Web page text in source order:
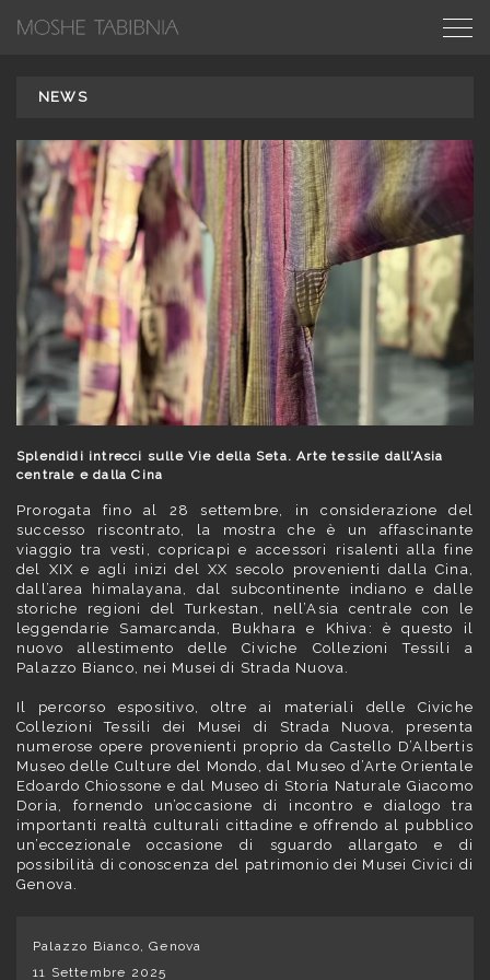
NEWS
Splendidi intrecci sulle Vie della Seta. Arte tessile dall’Asia
centrale e dalla Cina
Prorogata fino al 28 settembre, in considerazione del
successo riscontrato, la mostra che è un affascinante
viaggio tra vesti, copricapi e accessori risalenti alla fine
del XIX e agli inizi del XX secolo provenienti dalla Cina,
dall’area himalayana, dal subcontinente indiano e dalle
storiche regioni del Turkestan, nell’Asia centrale con le
leggendarie Samarcanda, Bukhara e Khiva: è questo il
nuovo allestimento delle Civiche Collezioni Tessili a
Palazzo Bianco, nei Musei di Strada Nuova.
Il percorso espositivo, oltre ai materiali delle Civiche
Collezioni Tessili dei Musei di Strada Nuova, presenta
numerose opere provenienti proprio da Castello D’Albertis
Museo delle Culture del Mondo, dal Museo d’Arte Orientale
Edoardo Chiossone e dal Museo di Storia Naturale Giacomo
Doria, fornendo un’occasione di incontro e dialogo tra
importanti realtà culturali cittadine e offrendo al pubblico
un’eccezionale occasione di sguardo allargato e di
possibilità di conoscenza del patrimonio dei Musei Civici di
Genova.
Palazzo Bianco, Genova
11 Settembre 2025